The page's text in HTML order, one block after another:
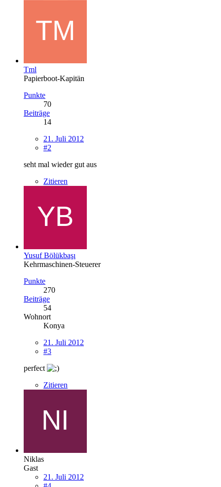
Tml
Papierboot-Kapitän
Punkte
70
Beiträge
14
21. Juli 2012
#2
seht mal wieder gut aus
Zitieren
Yusuf Bölükbaşı
Kehrmaschinen-Steuerer
Punkte
270
Beiträge
54
Wohnort
Konya
21. Juli 2012
#3
perfect
Zitieren
Niklas
Gast
21. Juli 2012